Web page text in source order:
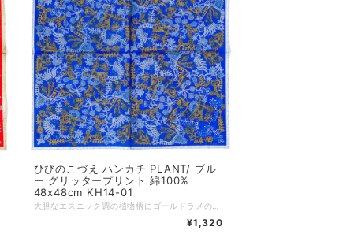
ひびのこづえ ハンカチ PLANT/ ブル
ー グリッタープリント 綿100%
48x48cm KH14-01
¥1,320